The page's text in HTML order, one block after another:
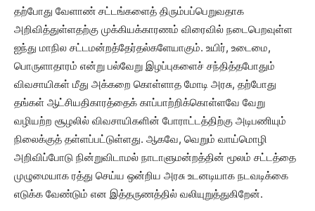
தற்போது வேளாண் சட்டங்களைத் திரும்பப்பெறுவதாக
அறிவித்துள்ளதற்கு முக்கியக்காரணம் விரைவில் நடைபெறவுள்ள
ஐந்து மாநில சட்டமன்றத்தேர்தல்களேயாகும். உயிர், உடைமை,
பொருளாதாரம் என்று பல்வேறு இழப்புகளைச் சந்தித்தபோதும்
விவசாயிகள் மீது அக்கறை கொள்ளாத மோடி அரசு, தற்போது
தங்கள் ஆட்சியதிகாரத்தைக் காப்பாற்றிக்கொள்ளவே வேறு
வழியற்ற சூழலில் விவசாயிகளின் போராட்டத்திற்கு அடிபணியும்
நிலைக்குத் தள்ளப்பட்டுள்ளது. ஆகவே, வெறும் வாய்மொழி
அறிவிப்போடு நின்றுவிடாமல் நாடாளுமன்றத்தின் மூலம் சட்டத்தை
முழுமையாக ரத்து செய்ய ஒன்றிய அரசு உடனடியாக நடவடிக்கை
எடுக்க வேண்டும் என இத்தருணத்தில் வலியுறுத்துகிறேன்.